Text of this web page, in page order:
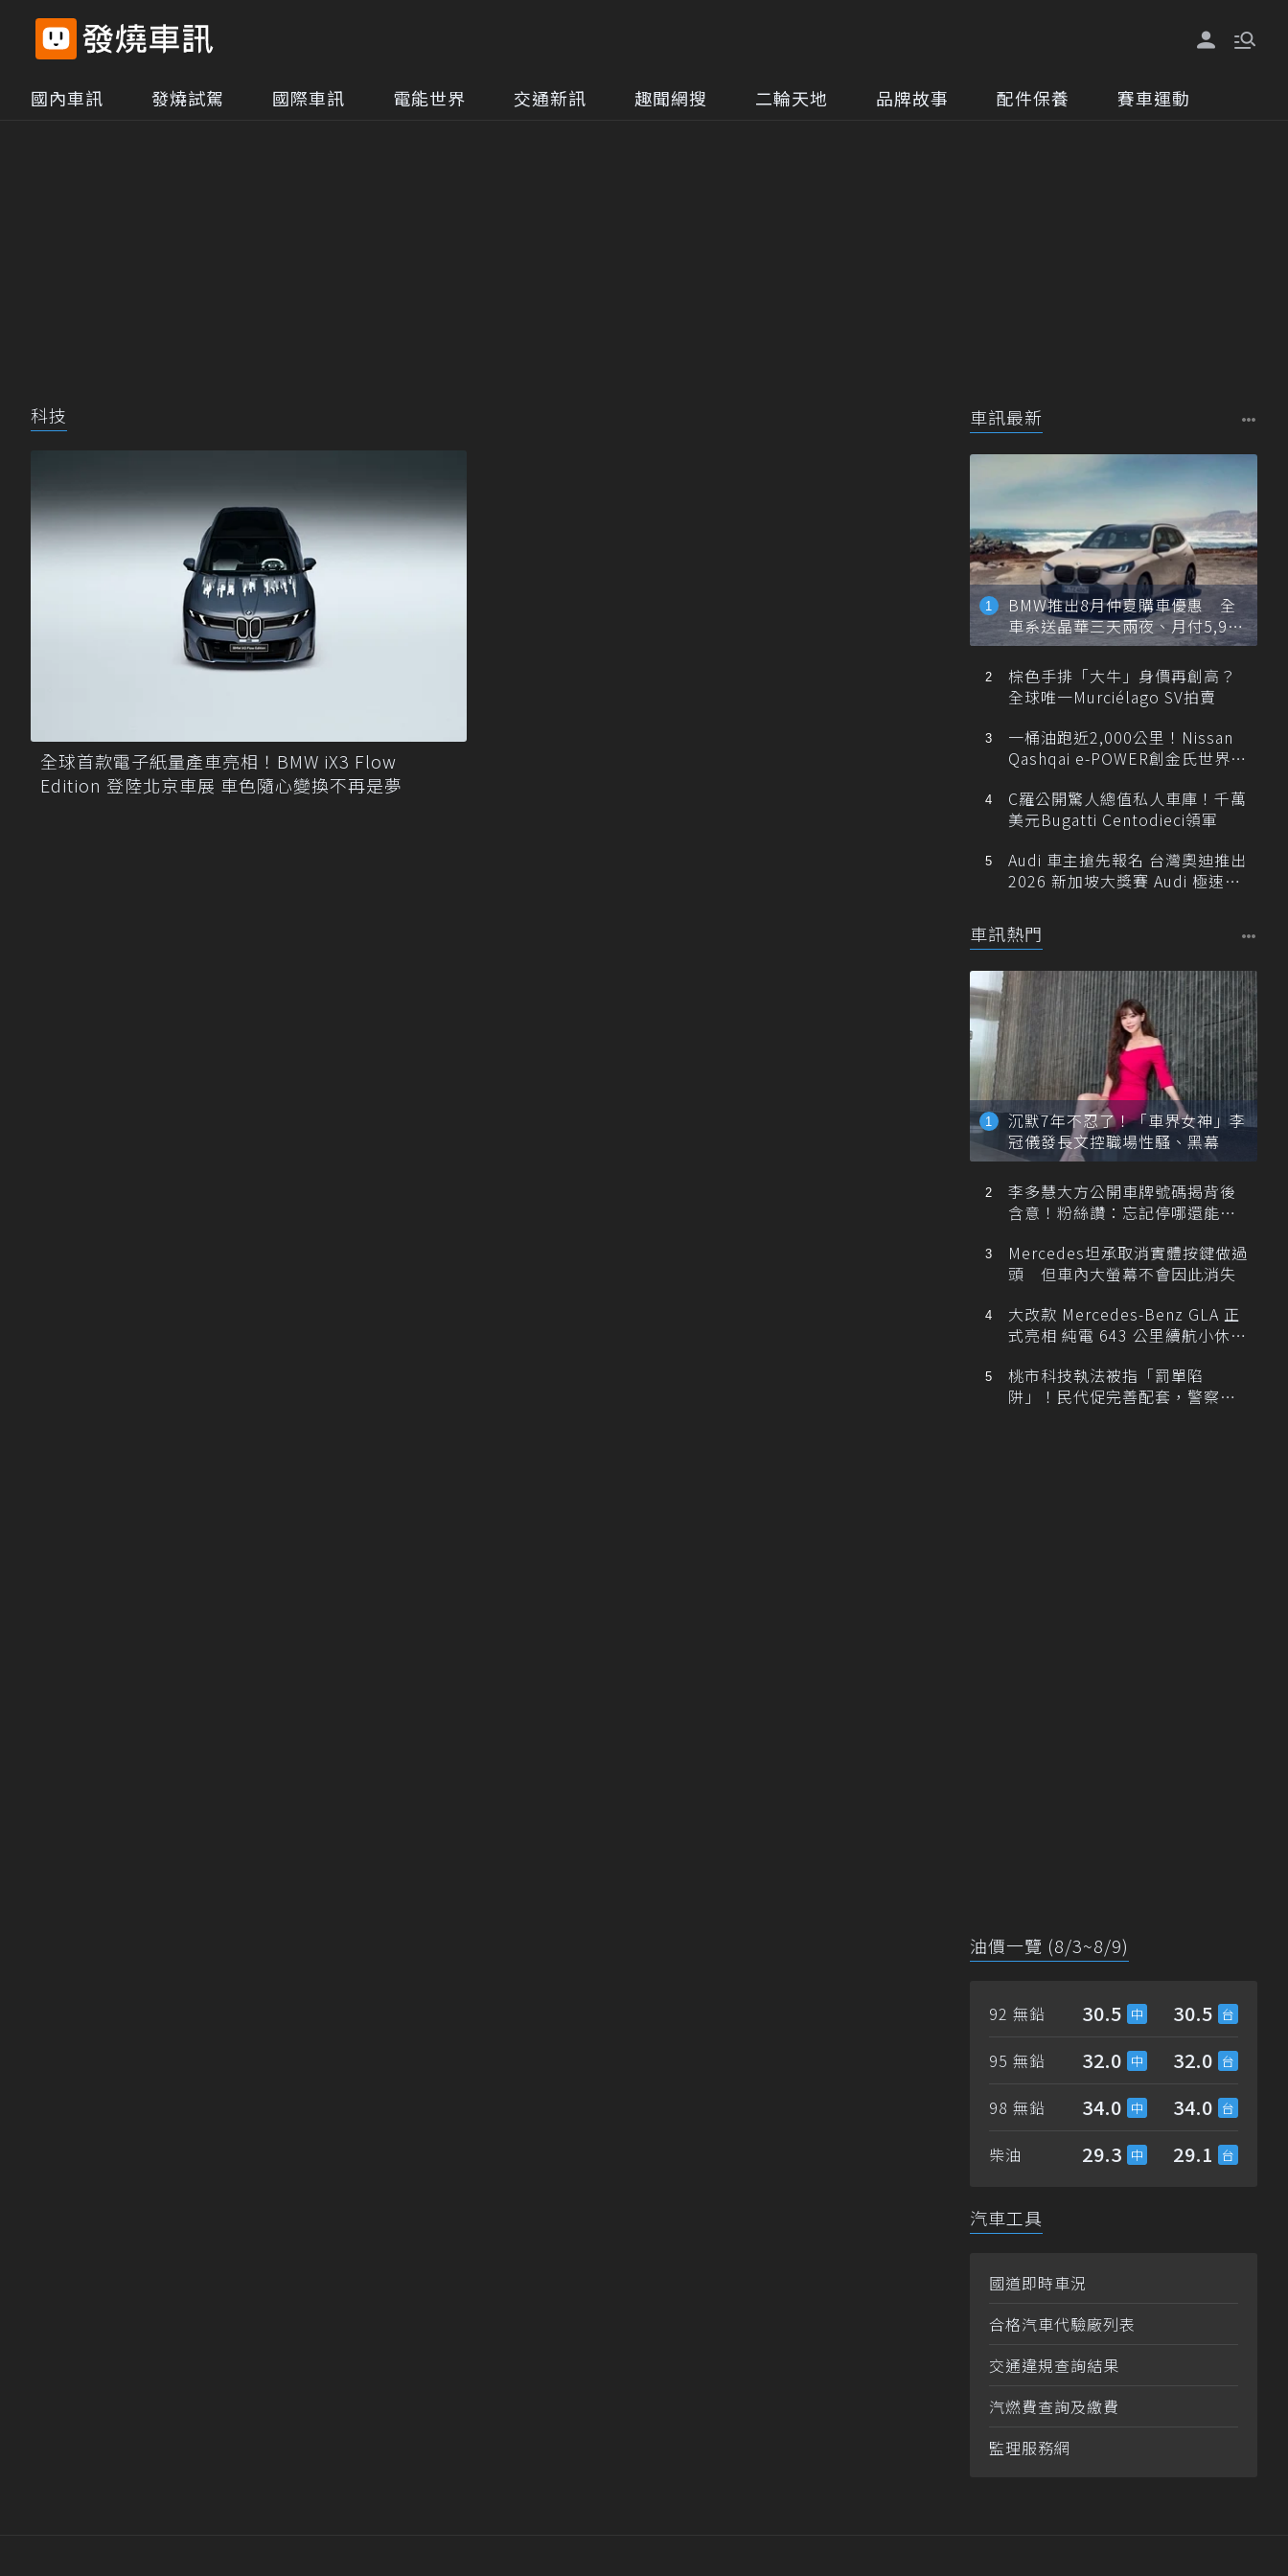
國內車訊 發燒試駕 國際車訊 電能世界 交通新訊 趣聞網搜 二輪天地 品牌故事 配件保養 賽車運動
科技
全球首款電子紙量產車亮相！BMW iX3 Flow
Edition 登陸北京車展 車色隨心變換不再是夢
車訊最新
BMW推出8月仲夏購車優惠 全
車系送晶華三天兩夜、月付5,900
元起
棕色手排「大牛」身價再創高？
全球唯一Murciélago SV拍賣
一桶油跑近2,000公里！Nissan
Qashqai e-POWER創金氏世界紀
C羅公開驚人總值私人車庫！千萬
美元Bugatti Centodieci領軍
Audi 車主搶先報名 台灣奧迪推出
2026 新加坡大獎賽 Audi 極速之
車訊熱門
沉默7年不忍了！「車界女神」李
冠儀發長文控職場性騷、黑幕
李多慧大方公開車牌號碼揭背後
含意！粉絲讚：忘記停哪還能幫
Mercedes坦承取消實體按鍵做過
頭 但車內大螢幕不會因此消失
大改款 Mercedes-Benz GLA 正
式亮相 純電 643 公里續航小休
桃市科技執法被指「罰單陷
阱」！民代促完善配套，警察局
油價一覽 (8/3~8/9)
92 無鉛 30.5 30.5
95 無鉛 32.0 32.0
98 無鉛 34.0 34.0
柴油 29.3 29.1
汽車工具
國道即時車況
合格汽車代驗廠列表
交通違規查詢結果
汽燃費查詢及繳費
監理服務網